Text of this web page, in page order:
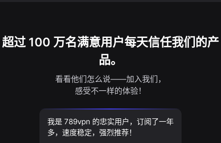
超过 100 万名满意用户每天信任我们的产
品。
看看他们怎么说——加入我们，
感受不一样的体验！
我是 789vpn 的忠实用户，订阅了一年
多，速度稳定，强烈推荐！